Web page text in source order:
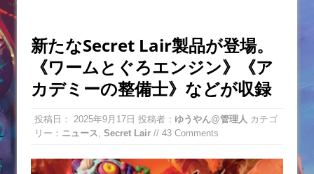
新たなSecret Lair製品が登場。
《ワームとぐろエンジン》《ア
カデミーの整備士》などが収録
投稿日： 2025年9月17日 投稿者： ゆうやん@管理人 カテゴ
リー： ニュース Secret Lair // 43 Comments